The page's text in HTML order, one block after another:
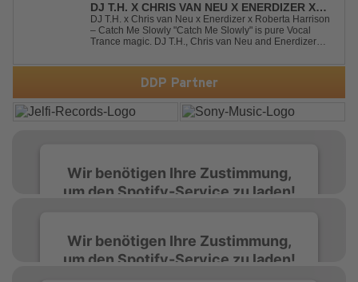
DJ T.H. X CHRIS VAN NEU X ENERDIZER X
ROBERTA HARRISON - CATCH ME SLOWLY
DJ T.H. x Chris van Neu x Enerdizer x Roberta Harrison
– Catch Me Slowly "Catch Me Slowly" is pure Vocal
Trance magic. DJ T.H., Chris van Neu and Enerdizer
melodies, euphoric energy and that unmistakable
Balearic Ibiza trance vibe. At the hear...
DDP Partner
Wir benötigen Ihre Zustimmung,
um den Spotify-Service zu laden!
einzubetten. Dieser Service kann Daten zu
Ihren Aktivitäten sammeln. Bitte lesen Sie die
Wir benötigen Ihre Zustimmung,
um den Spotify-Service zu laden!